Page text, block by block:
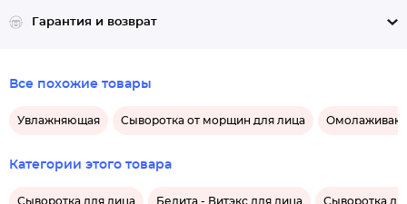
Гарантия и возврат
Все похожие товары
Увлажняющая Сыворотка от морщин для лица
Категории этого товара
Сыворотка для лица Белита - Витэкс для лица Сыворотка